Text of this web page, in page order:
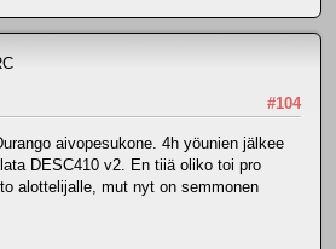
#104
aivopesukone. 4h yöunien jälkee
DESC410 v2. En tiiä oliko toi pro
alottelijalle, mut nyt on semmonen